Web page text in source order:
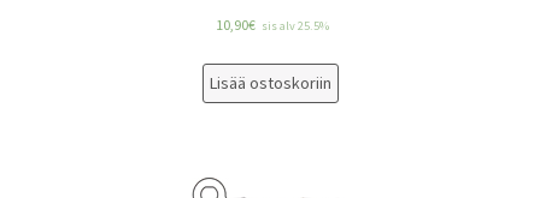
10,90€ sis alv 25.5%
Lisää ostoskoriin